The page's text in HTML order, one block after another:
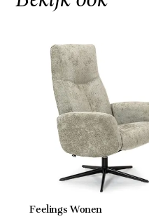
Feelings Wonen